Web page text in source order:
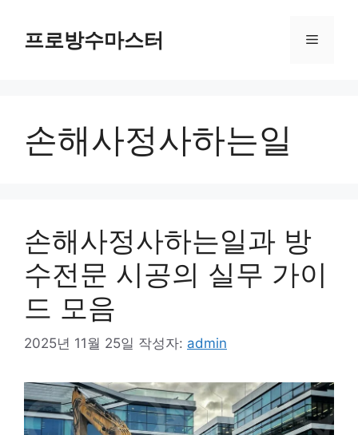
프로방수마스터 메
손해사정사하는일
손해사정사하는일과 방
수전문 시공의 실무 가이
드 모음
2025년 11월 25일 작성자: admin